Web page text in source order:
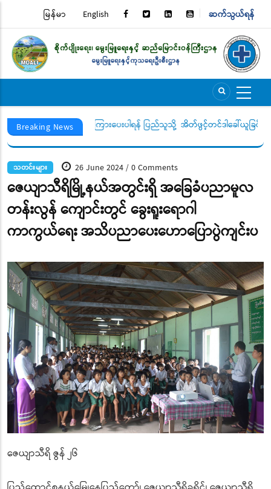
content
TOP
MENU
ဆက်သွယ်ရန်
မြန်မာ English
Breaking News
ဖြေကြားပေးပါရန် ပြည်သူသို့ အိတ်ဖွင့်တင်ဒါခေါ်ယူခြင်း
သတင်းများ 26 June 2024/0 Comments
ဇေယျာသီရိမြို့နယ်အတွင်းရှိ အခြေခံပညာမူလ
တန်းလွန် ကျောင်းတွင် ခွေးရူးရောဂါ
ကာကွယ်ရေး အသိပညာပေးဟောပြောပွဲကျင်းပ
ဇေယျာသီရိ ဇွန် ၂၆